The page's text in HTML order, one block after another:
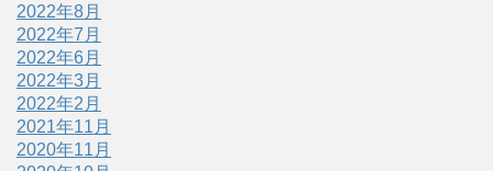
2022年8月
2022年7月
2022年6月
2022年3月
2022年2月
2021年11月
2020年11月